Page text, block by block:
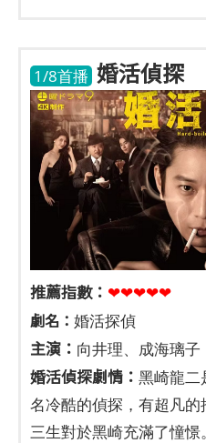
1/8首播 婚活偵探
推薦指數： ❤❤❤❤❤
劇名： 婚活探偵
主演： 向井理、成海璃子
婚活偵探劇情： 黑崎龍二
名冷酷的偵探，有超凡
三生對於黑崎充滿了憧